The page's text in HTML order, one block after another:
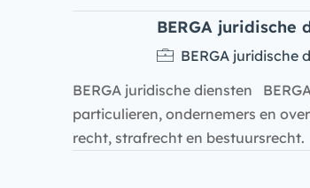
BERGA juridische
BERGA juridische
BERGA juridische diensten
particulieren, ondernemers en
recht, strafrecht en